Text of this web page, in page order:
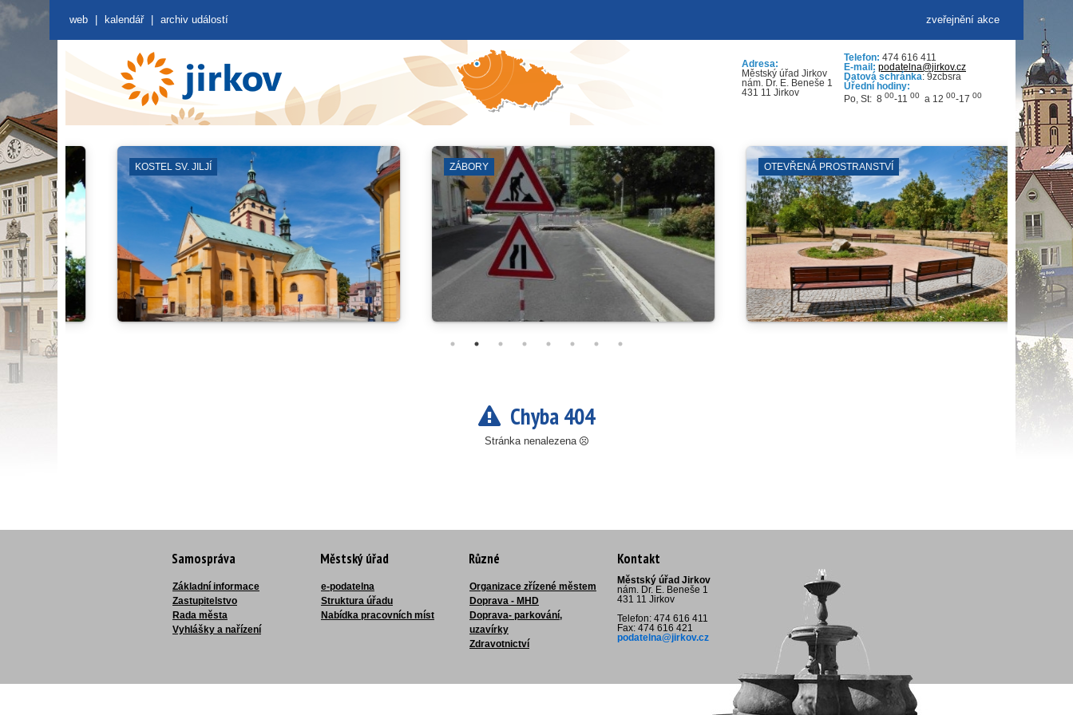
zveřejnění akce
web kalendář archiv událostí
Adresa:
Městský úřad Jirkov
nám. Dr. E. Beneše 1
431 11 Jirkov
Telefon: 474 616 411
E-mail: podatelna@jirkov.cz
Datová schránka: 9zcbsra
Úřední hodiny:
Po, St: 8 00-11 00 a 12 00-17 00
OTEVŘENÁ PROSTRANSTVÍ KINO VÝVOZ POPELNIC
Chyba 404
Stránka nenalezena
Samospráva
Základní informace
Zastupitelstvo
Rada města
Vyhlášky a nařízení
Městský úřad
e-podatelna
Struktura úřadu
Nabídka pracovních míst
Různé
Organizace zřízené městem
Doprava - MHD
Doprava- parkování,
uzavírky
Zdravotnictví
Kontakt
Městský úřad Jirkov
nám. Dr. E. Beneše 1
431 11 Jirkov
Telefon: 474 616 411
Fax: 474 616 421
podatelna@jirkov.cz